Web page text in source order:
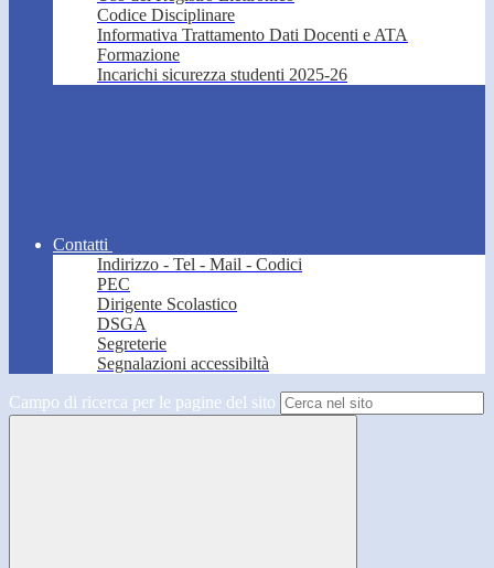
Codice Disciplinare
Informativa Trattamento Dati Docenti e ATA
Formazione
Incarichi sicurezza studenti 2025-26
Contatti
Indirizzo - Tel - Mail - Codici
PEC
Dirigente Scolastico
DSGA
Segreterie
Segnalazioni accessibiltà
Campo di ricerca per le pagine del sito